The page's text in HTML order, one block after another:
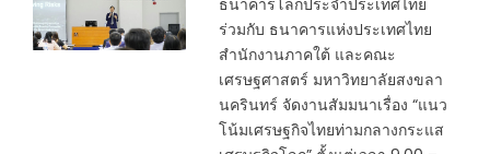
ธนาคารโลกประจำประเทศไทย
ร่วมกับ ธนาคารแห่งประเทศไทย
สำนักงานภาคใต้ และคณะ
เศรษฐศาสตร์ มหาวิทยาลัยสงขลา
นครินทร์ จัดงานสัมมนาเรื่อง “แนว
โน้มเศรษฐกิจไทยท่ามกลางกระแส